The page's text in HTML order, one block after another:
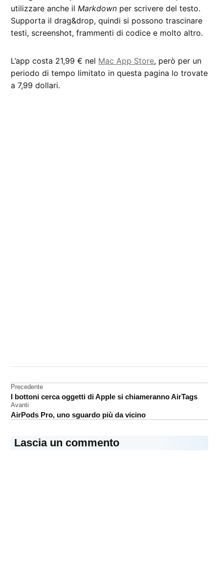
utilizzare anche ilMarkdown per scrivere del testo.
Supporta il drag&drop, quindi si possono trascinare
testi, screenshot, frammenti di codice e molto altro.
L’app costa 21,99 € nel Mac App Store, però per un
periodo di tempo limitato in questa pagina lo trovate
a 7,99 dollari.
Software
Navigazione
articoli
Precedente
I bottoni cerca oggetti di Apple si chiameranno AirTags
Avanti
AirPods Pro, uno sguardo più da vicino
Lascia un commento